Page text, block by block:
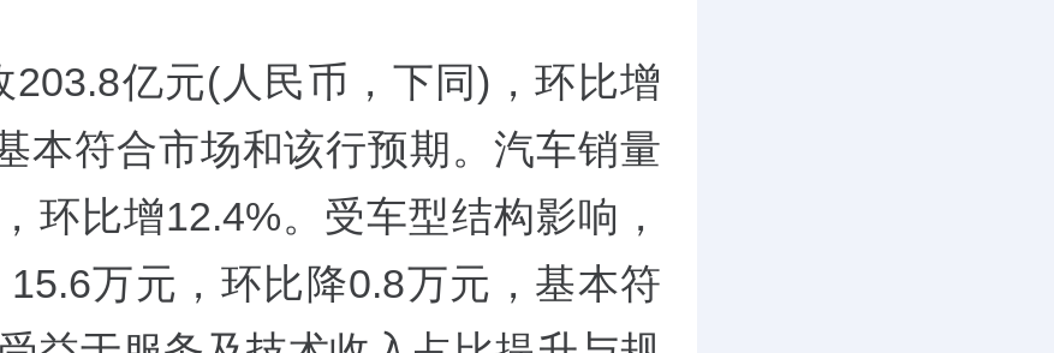
203.8亿元(人民币，下同)，环比增
本符合市场和该行预期。汽车销量
环比增12.4%。受车型结构影响，
万元，环比降0.8万元，基本符